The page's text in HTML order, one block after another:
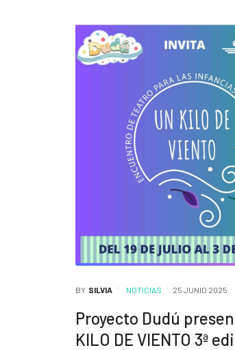
BY SILVIA NOTICIAS 25 JUNIO 2025
Proyecto Dudú
KILO DE VIENTO 3ª